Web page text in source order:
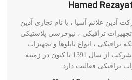
علائم آسیا ، با نام تجاری آذین
تجهیزات ترافیکی ، نیوجرسی پلاستیکی
ترافیکی ، انواع تابلوها و تجهیزات
ترافیکی می باشد. این شرکت از سال 1391 تا کنون در زمینه
ترافیکی فعالیت دارد.